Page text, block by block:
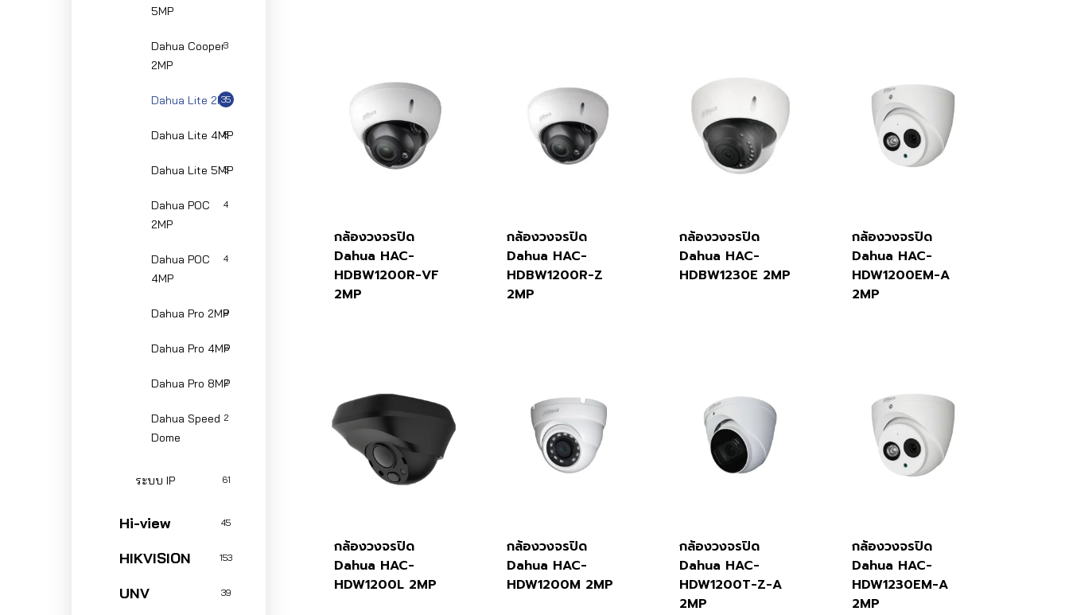
5MP
Dahua Cooper
2MP
3
Dahua Lite 2MP
35
Dahua Lite 4MP
8
Dahua Lite 5MP
3
Dahua POC
2MP
4
Dahua POC
4MP
4
Dahua Pro 2MP
9
Dahua Pro 4MP
6
Dahua Pro 8MP
2
Dahua Speed
Dome
2
ระบบ IP 61
Hi-view 45
HIKVISION 153
UNV 39
กล้องวงจรปิด
Dahua HAC-
HDBW1200R-VF
2MP
กล้องวงจรปิด
Dahua HAC-
HDBW1200R-Z
2MP
กล้องวงจรปิด
Dahua HAC-
HDBW1230E 2MP
กล้องวงจรปิด
Dahua HAC-
HDW1200EM-A
2MP
กล้องวงจรปิด
Dahua HAC-
HDW1200L 2MP
กล้องวงจรปิด
Dahua HAC-
HDW1200M 2MP
กล้องวงจรปิด
Dahua HAC-
HDW1200T-Z-A
2MP
กล้องวงจรปิด
Dahua HAC-
HDW1230EM-A
2MP